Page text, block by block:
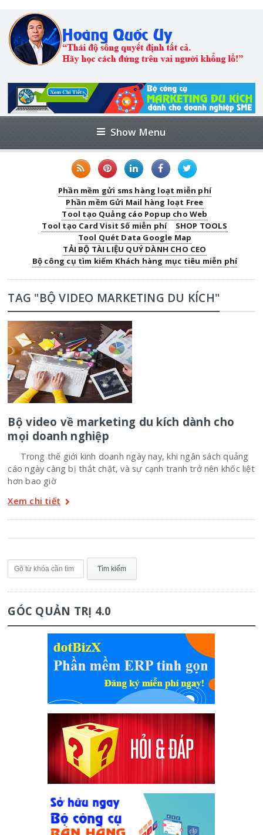
Show Menu
Phần mềm gửi sms hàng loạt miễn phí
Phần mềm Gửi Mail hàng loạt Free
Tool tạo Quảng cáo Popup cho Web
Tool tạo Card Visit Số miễn phí
SHOP TOOLS
Tool Quét Data Google Map
TẢI BỘ TÀI LIỆU QUÝ DÀNH CHO CEO
Bộ công cụ tìm kiếm Khách hàng mục tiêu miễn phí
TAG "BỘ VIDEO MARKETING DU KÍCH"
Bộ video về marketing du kích dành cho
mọi doanh nghiệp
Trong thế giới kinh doanh ngày nay, khi ngân sách quảng
cáo ngày càng bị thắt chặt, và sự cạnh tranh trở nên khốc liệt
hơn bao giờ
Xem chi tiết
GÓC QUẢN TRỊ 4.0